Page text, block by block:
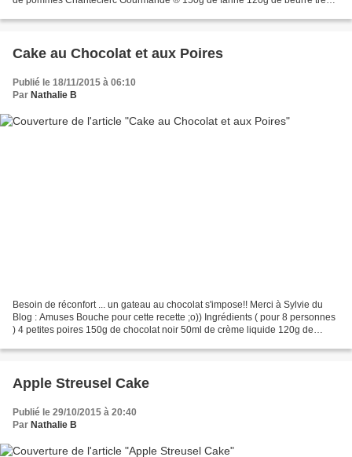
Cake au Chocolat et aux Poires
Publié le 18/11/2015 à 06:10
Par Nathalie B
Besoin de réconfort ... un gateau au chocolat s'impose!! Merci à Sylvie du
Blog : Amuses Bouche pour cette recette ;o)) Ingrédients ( pour 8 personnes
) 4 petites poires 150g de chocolat noir 50ml de crème liquide 120g de
Apple Streusel Cake
Publié le 29/10/2015 à 20:40
Par Nathalie B